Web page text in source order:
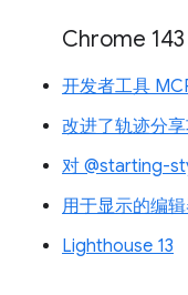
Chrome 143
开发者工具
改进了轨迹分
对 @starting-
用于显示的编
Lighthouse 13